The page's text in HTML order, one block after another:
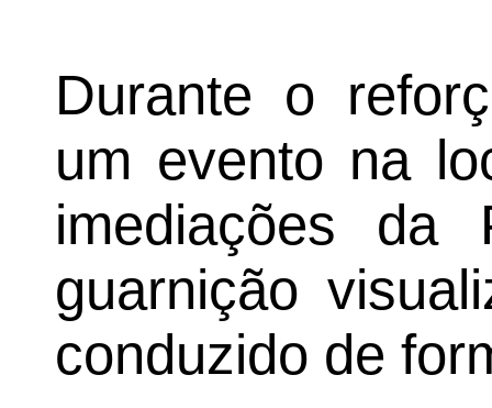
Durante o
um evento na
imediações da
guarnição
conduzido de